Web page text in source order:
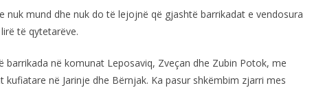
nuk mund dhe nuk do të lejojnë që gjashtë barrikadat e vendosura
të qytetarëve.
në komunat Leposaviq, Zveçan dhe Zubin Potok, me
kufiatare në Jarinje dhe Bërnjak. Ka pasur shkëmbim zjarri mes